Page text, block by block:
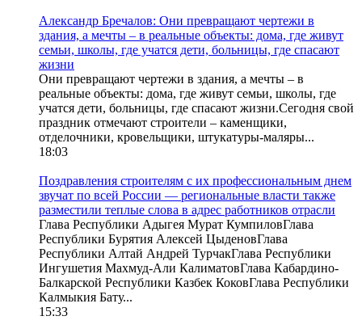
Александр Бречалов: Они превращают чертежи в
здания, а мечты – в реальные объекты: дома, где живут
семьи, школы, где учатся дети, больницы, где спасают
жизни
Они превращают чертежи в здания, а мечты – в
реальные объекты: дома, где живут семьи, школы, где
учатся дети, больницы, где спасают жизни.Сегодня свой
праздник отмечают строители – каменщики,
отделочники, кровельщики, штукатуры-маляры...
18:03
Поздравления строителям с их профессиональным днем
звучат по всей России — региональные власти также
разместили теплые слова в адрес работников отрасли
Глава Республики Адыгея Мурат КумпиловГлава
Республики Бурятия Алексей ЦыденовГлава
Республики Алтай Андрей ТурчакГлава Республики
Ингушетия Махмуд-Али КалиматовГлава Кабардино-
Балкарской Республики Казбек КоковГлава Республики
Калмыкия Бату...
15:33